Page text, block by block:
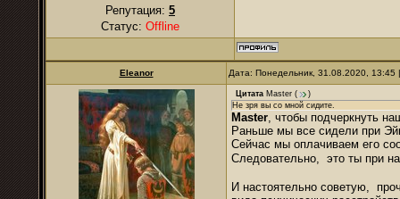
Репутация: 5
Статус: Offline
Eleanor Дата: Понедельник, 31.08.2020,
Цитата Master (
)
Не зря вы со мной сидите.
Master, чтобы подчеркнуть
Раньше мы все сидели при
Сейчас мы оплачиваем его
Следовательно, это ты при
И настоятельно советую,